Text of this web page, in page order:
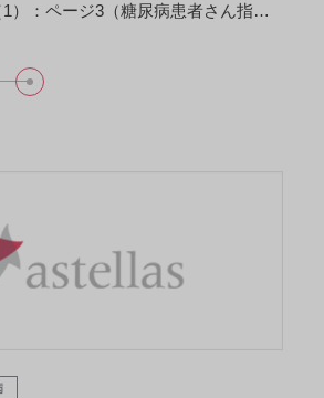
）：ページ3（糖尿病患者さん指…